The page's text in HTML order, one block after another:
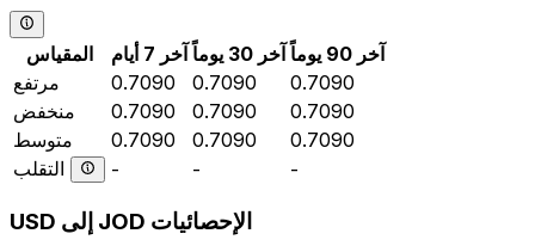
المقياس آخر 7 أيام آخر 30 يوماً
آخر 90 يوماً
مرتفع
0.7090 0.7090
0.7090
منخفض
0.7090 0.7090
0.7090
متوسط
0.7090 0.7090
0.7090
التقلب
- - -
USD إلى JOD الإحصائيات